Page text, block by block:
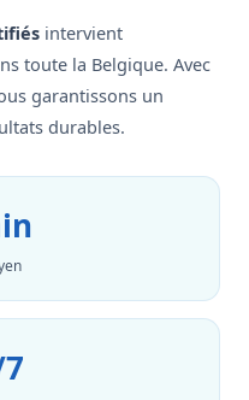
intervient
toute la Belgique. Avec
garantissons un
durables.